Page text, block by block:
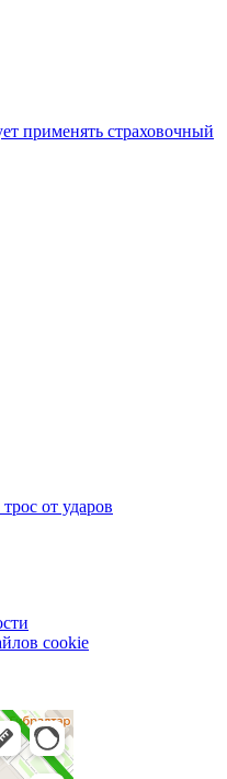
применять страховочный
от ударов
cookie